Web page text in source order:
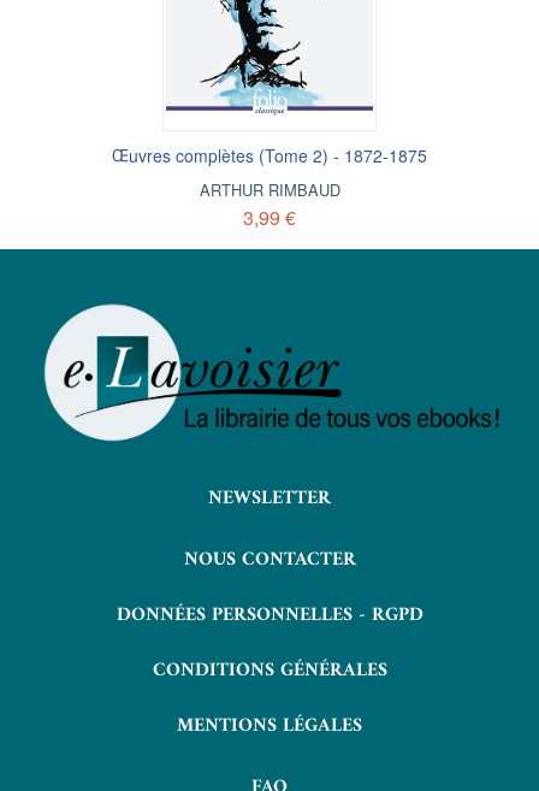
Œuvres complètes (Tome 2) - 1872-1875
ARTHUR RIMBAUD
3,99 €
NEWSLETTER
NOUS CONTACTER
DONNÉES PERSONNELLES - RGPD
CONDITIONS GÉNÉRALES
MENTIONS LÉGALES